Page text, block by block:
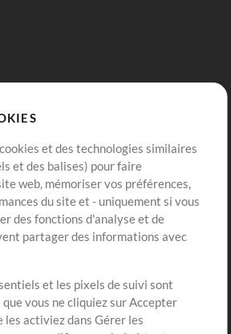
Compte
Connexion
S'inscrire
et des technologies similaires
et des balises) pour faire
web, mémoriser vos préférences,
du site et - uniquement si vous
des fonctions d'analyse et de
partager des informations avec
et les pixels de suivi sont
vous ne cliquiez sur Accepter
les activiez dans Gérer les